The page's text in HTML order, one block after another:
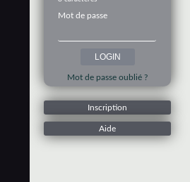
Mot de passe
Mot de passe oublié ?
Inscription
Aide